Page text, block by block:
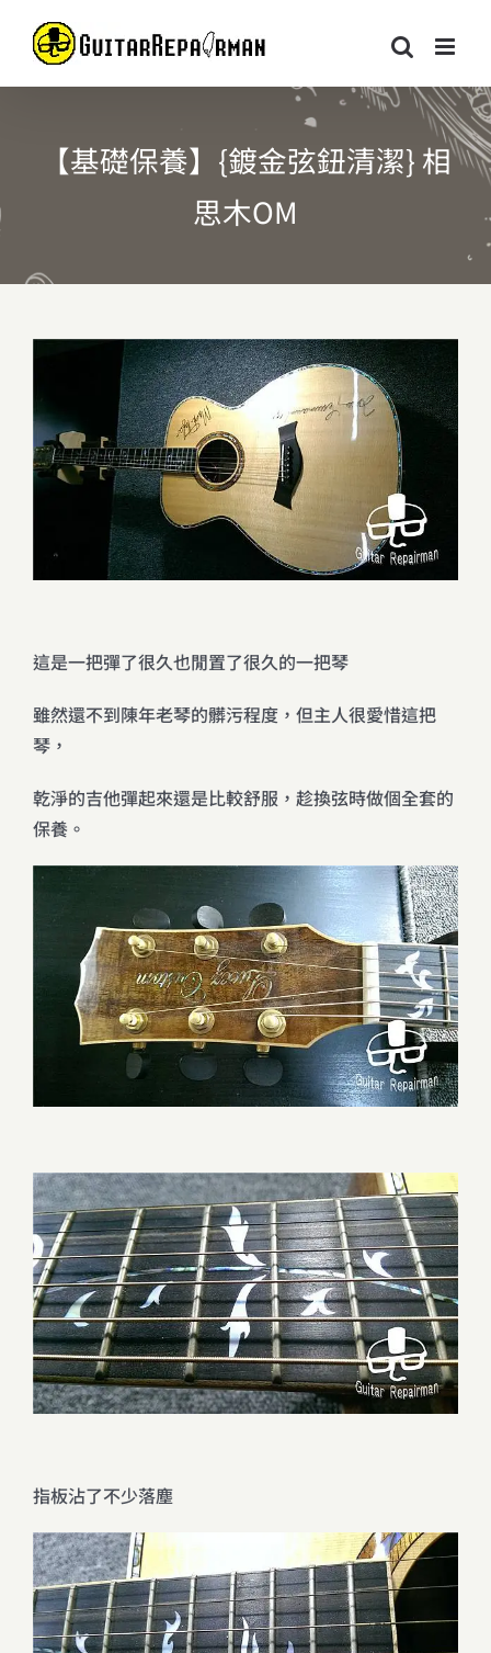
【基礎保養】{鍍金弦鈕清潔} 相
思木OM
這是一把彈了很久也閒置了很久的一把琴
雖然還不到陳年老琴的髒污程度，但主人很愛惜這把
琴，
乾淨的吉他彈起來還是比較舒服，趁換弦時做個全套的
保養。
指板沾了不少落塵